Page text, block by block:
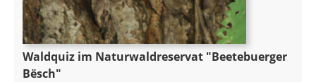
Waldquiz im Naturwaldreservat "Beetebuerger
Bësch"